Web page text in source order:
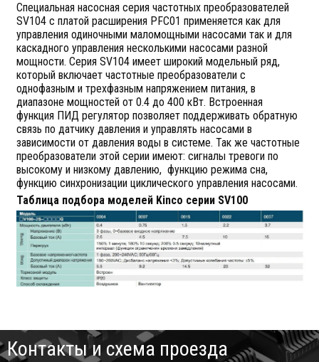
Специальная насосная серия частотных преобразователей
SV104 с платой расширения PFC01 применяется как для
управления одиночными маломощными насосами так и для
каскадного управления несколькими насосами разной
мощности. Серия SV104 имеет широкий модельный ряд,
который включает частотные преобразователи с
однофазным и трехфазным напряжением питания, в
диапазоне мощностей от 0.4 до 400 кВт. Встроенная
функция ПИД регулятор позволяет поддерживать обратную
связь по датчику давления и управлять насосами в
зависимости от давления воды в системе. Так же частотные
преобразователи этой серии имеют: сигналы тревоги по
высокому и низкому давлению, функцию режима сна,
функцию синхронизации циклического управления насосами.
Таблица подбора моделей Kinco серии SV100
Контакты и схема проезда